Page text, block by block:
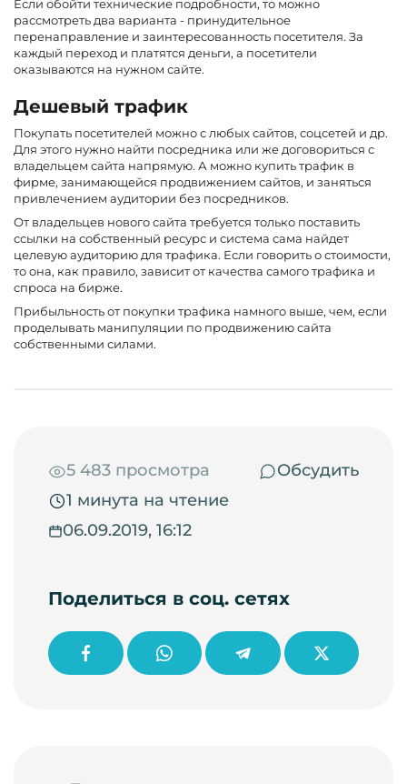
Если обойти технические подробности, то можно
рассмотреть два варианта - принудительное
перенаправление и заинтересованность посетителя. За
каждый переход и платятся деньги, а посетители
оказываются на нужном сайте.
Дешевый трафик
Покупать посетителей можно с любых сайтов, соцсетей и др.
Для этого нужно найти посредника или же договориться с
владельцем сайта напрямую. А можно купить трафик в
фирме, занимающейся продвижением сайтов, и заняться
привлечением аудитории без посредников.
От владельцев нового сайта требуется только поставить
ссылки на собственный ресурс и система сама найдет
целевую аудиторию для трафика. Если говорить о стоимости,
то она, как правило, зависит от качества самого трафика и
спроса на бирже.
Прибыльность от покупки трафика намного выше, чем, если
проделывать манипуляции по продвижению сайта
собственными силами.
5 483 просмотра
Обсудить
1 минута на чтение
06.09.2019, 16:12
Поделиться в соц. сетях